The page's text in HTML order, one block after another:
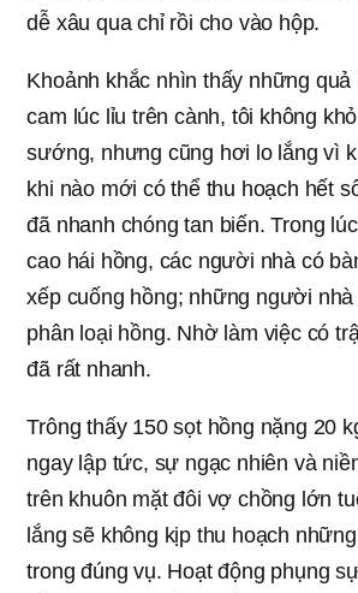
dễ xâu qua chỉ rồi cho vào hộp.
Khoảnh khắc nhìn thấy những quả
cam lúc lỉu trên cành, tôi không
sướng, nhưng cũng hơi lo lắng vì
khi nào mới có thể thu hoạch hết
đã nhanh chóng tan biến. Trong
cao hái hồng, các người nhà có
xếp cuống hồng; những người nhà
phân loại hồng. Nhờ làm việc có
đã rất nhanh.
Trông thấy 150 sọt hồng nặng 20
ngay lập tức, sự ngạc nhiên và
trên khuôn mặt đôi vợ chồng lớn
lắng sẽ không kịp thu hoạch
trong đúng vụ. Hoạt động phụng